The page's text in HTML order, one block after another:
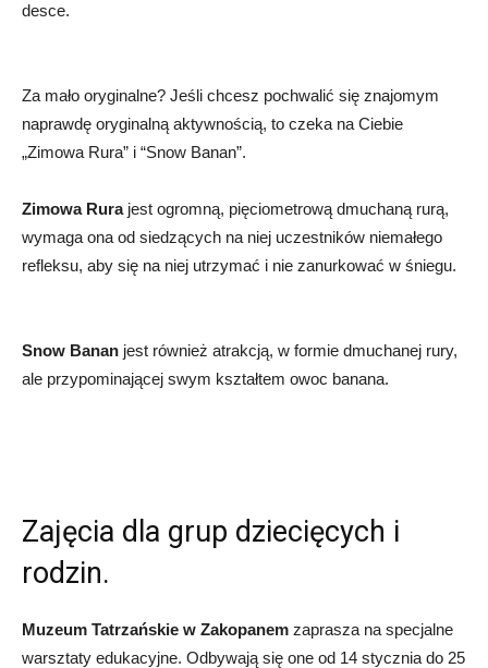
desce.
Za mało oryginalne? Jeśli chcesz pochwalić się znajomym
naprawdę oryginalną aktywnością, to czeka na Ciebie
„Zimowa Rura” i “Snow Banan”.
Zimowa Rurajest ogromną, pięciometrową dmuchaną rurą,
wymaga ona od siedzących na niej uczestników niemałego
refleksu, aby się na niej utrzymać i nie zanurkować w śniegu.
Snow Banan jest również atrakcją, w formie dmuchanej rury,
ale przypominającej swym kształtem owoc banana.
Zajęcia dla grup dziecięcych i
rodzin.
Muzeum Tatrzańskie w Zakopanem zaprasza na specjalne
warsztaty edukacyjne. Odbywają się one od 14 stycznia do 25